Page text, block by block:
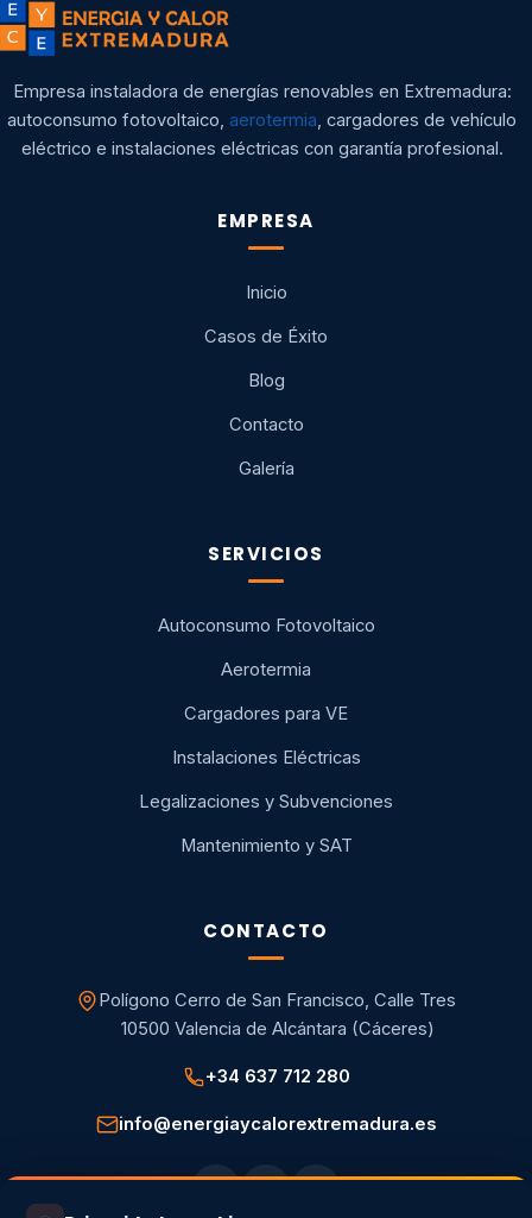
Empresa instaladora de energías renovables en Extremadura:
autoconsumo fotovoltaico,aerotermia, cargadores de vehículo
eléctrico e instalaciones eléctricas con garantía profesional.
EMPRESA
Inicio
Casos de Éxito
Blog
Contacto
Galería
SERVICIOS
Autoconsumo Fotovoltaico
Aerotermia
Cargadores para VE
Instalaciones Eléctricas
Legalizaciones y Subvenciones
Mantenimiento y SAT
CONTACTO
Polígono Cerro de San Francisco, Calle Tres
10500 Valencia de Alcántara (Cáceres)
+34 637 712 280
info@energiaycalorextremadura.es